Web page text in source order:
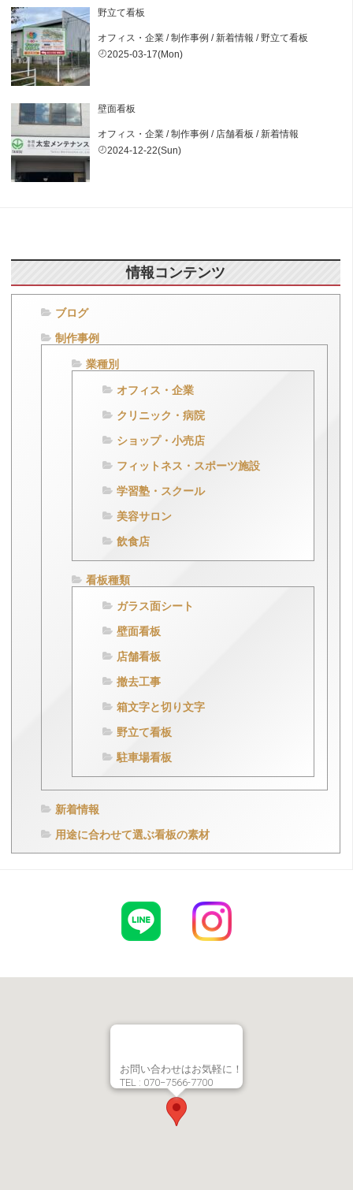
野立て看板
オフィス・企業 /制作事例 /新着情報 /野立て看板
2025-03-17(Mon)
壁面看板
オフィス・企業 /制作事例 / 店舗看板 /新着情報
2024-12-22(Sun)
情報コンテンツ
ブログ
制作事例
業種別
オフィス・企業
クリニック・病院
ショップ・小売店
フィットネス・スポーツ施設
学習塾・スクール
美容サロン
飲食店
看板種類
ガラス面シート
壁面看板
店舗看板
撤去工事
箱文字と切り文字
野立て看板
駐車場看板
新着情報
用途に合わせて選ぶ看板の素材
お問い合わせはお気軽に！
TEL : 070−7566-7700